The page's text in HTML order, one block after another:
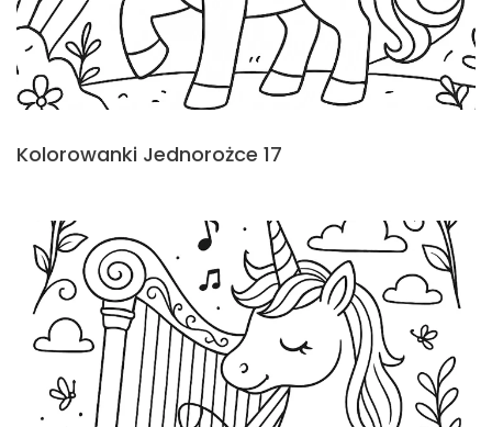
Kolorowanki Jednorożce 17